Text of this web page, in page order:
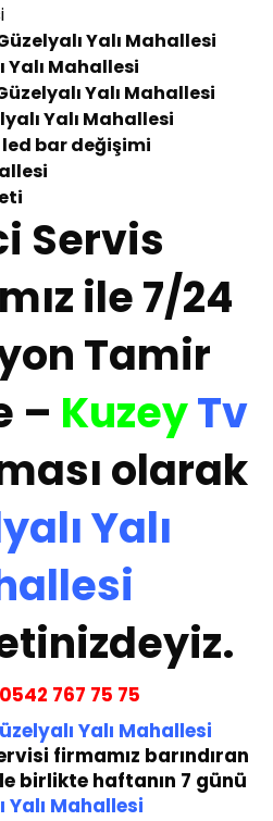
Yalı Mahallesi
Yalı Mahallesi
Yalı Mahallesi
Yalı Mahallesi
bar değişimi
Servis
ile 7/24
Tamir
– KuzeyTv
olarak
Yalı
0542 767 75 75
Yalı Mahallesi
firmamız barındıran
birlikte haftanın 7 günü
Yalı Mahallesi